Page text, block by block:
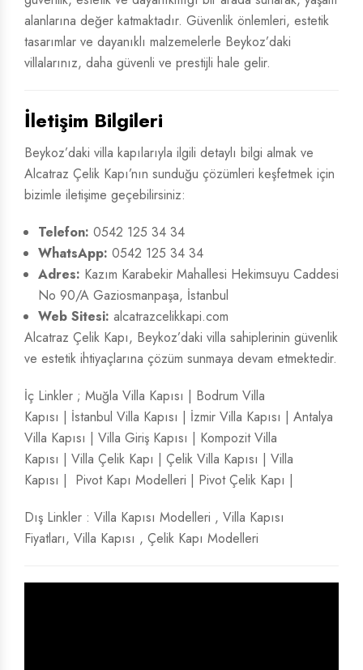
alanlarına değer katmaktadır. Güvenlik önlemleri, estetik
tasarımlar ve dayanıklı malzemelerle Beykoz’daki
villalarınız, daha güvenli ve prestijli hale gelir.
İletişim Bilgileri
Beykoz’daki villa kapılarıyla ilgili detaylı bilgi almak ve
Alcatraz Çelik Kapı’nın sunduğu çözümleri keşfetmek için
bizimle iletişime geçebilirsiniz:
Telefon: 0542 125 34 34
WhatsApp: 0542 125 34 34
Adres: Kazım Karabekir Mahallesi Hekimsuyu Caddesi
No 90/A Gaziosmanpaşa, İstanbul
Web Sitesi: alcatrazcelikkapi.com
Alcatraz Çelik Kapı, Beykoz’daki villa sahiplerinin güvenlik
ve estetik ihtiyaçlarına çözüm sunmaya devam etmektedir.
İç Linkler ; Muğla Villa Kapısı | Bodrum Villa
Kapısı | İstanbul Villa Kapısı | İzmir Villa Kapısı | Antalya
Villa Kapısı | Villa Giriş Kapısı | Kompozit Villa
Kapısı | Villa Çelik Kapı | Çelik Villa Kapısı | Villa
Kapısı | Pivot Kapı Modelleri | Pivot Çelik Kapı |
Dış Linkler : Villa Kapısı Modelleri , Villa Kapısı
Fiyatları, Villa Kapısı , Çelik Kapı Modelleri